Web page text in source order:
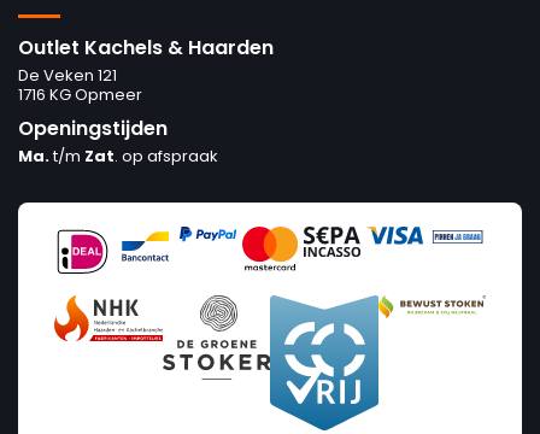
Outlet Kachels & Haarden
De Veken 121
1716 KG Opmeer
Openingstijden
Ma.t/m Zat. op afspraak